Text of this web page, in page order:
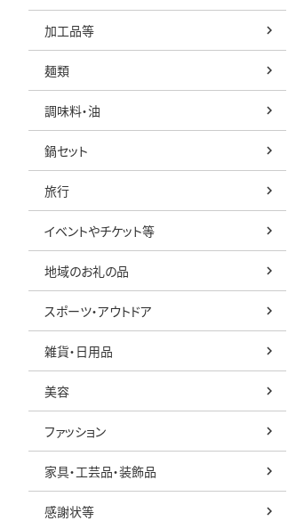
加工品等
麺類
調味料・油
鍋セット
旅行
イベントやチケット等
地域のお礼の品
スポーツ・アウトドア
雑貨・日用品
美容
ファッション
家具・工芸品・装飾品
感謝状等